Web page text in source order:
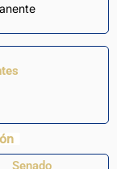
Senado